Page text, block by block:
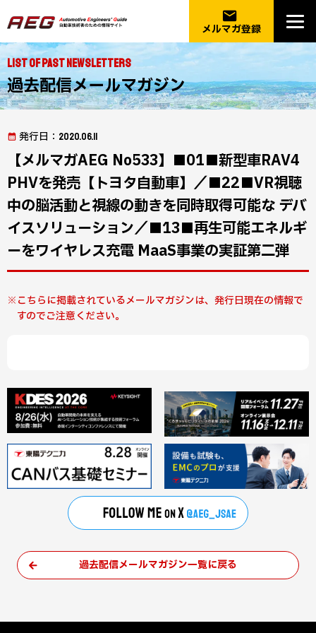
email
メルマガ登録
List of Past Newsletters
過去配信メールマガジン
発行日 ：2020.06.11
【メルマガAEG No533】■01■新型車RAV4
PHVを発売【トヨタ自動車】／■22■VR視聴
中の脳活動と視線の動きを同時取得可能な デバ
イスソリューション／■13■再生可能エネルギ
ーをワイヤレス充電 MaaS事業の実証第二弾
こちらに掲載されているメールマガジンは、発行日現在の情報で
すのでご注意ください。
過去配信メールマガジン一覧に戻る